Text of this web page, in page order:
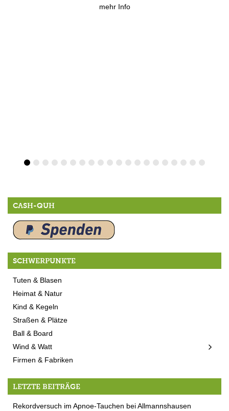
mehr Info
CASH-QUH
SCHWERPUNKTE
Tuten & Blasen
Heimat & Natur
Kind & Kegeln
Straßen & Plätze
Ball & Board
Wind & Watt
Firmen & Fabriken
LETZTE BEITRÄGE
Rekordversuch im Apnoe-Tauchen bei Allmannshausen